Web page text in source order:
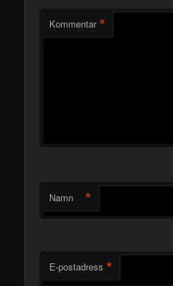
Kommentar *
Namn *
E-postadress *